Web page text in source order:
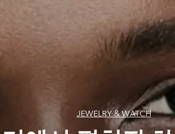
JEWELRY & WATCH